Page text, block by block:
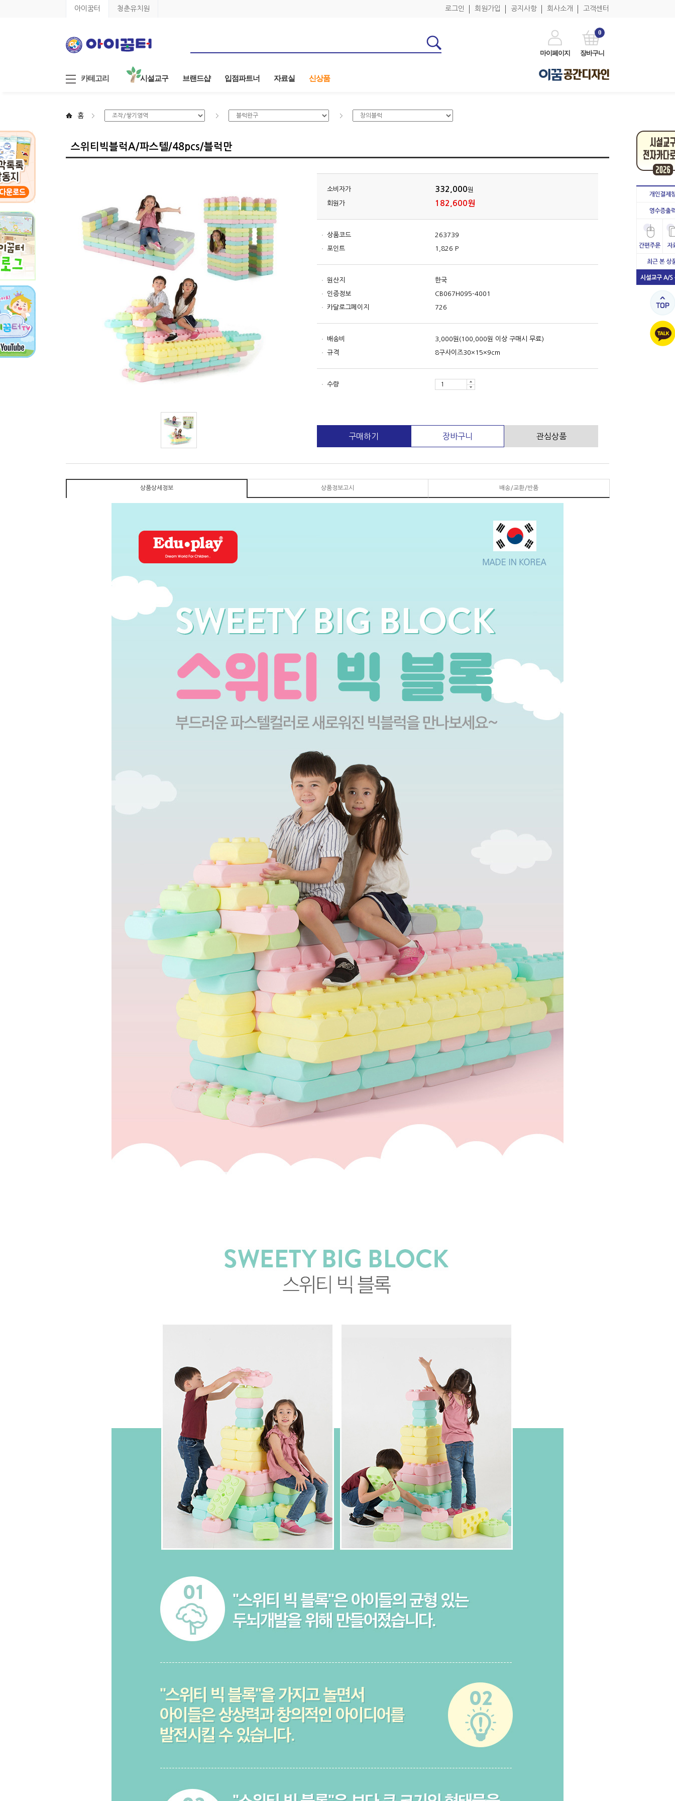
아이꿈터 청춘유치원 로그인 회원가입 공지사항 회사소개 고객센터
마이페이지
0
장바구니
카테고리 시설교구 브랜드샵 입점파트너 자료실 신상품
홈
스위티빅블럭A/파스텔/48pcs/블럭만
소비자가 332,000원
회원가 182,600원
상품코드 263739
포인트 1,826 P
원산지 한국
인증정보 CB067H095-4001
카달로그페이지 726
배송비 3,000원(100,000원 이상 구매시 무료)
규격 8구사이즈30×15×9cm
수량
구매하기 장바구니 관심상품
상품상세정보 상품정보고시 배송/교환/반품